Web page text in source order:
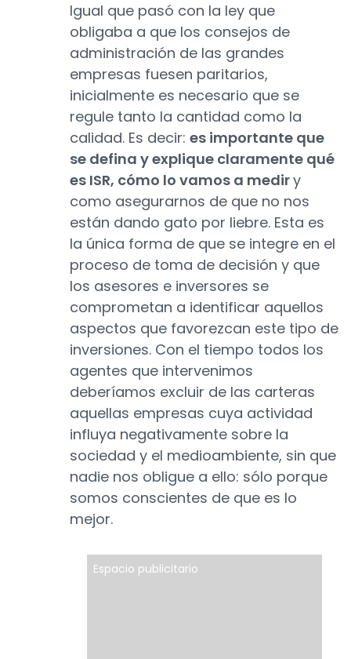
Igual que pasó con la ley que
obligaba a que los consejos de
administración de las grandes
empresas fuesen paritarios,
inicialmente es necesario que se
regule tanto la cantidad como la
calidad. Es decir: es importante que
se defina y explique claramente qué
es ISR, cómo lo vamos a mediry
como asegurarnos de que no nos
están dando gato por liebre. Esta es
la única forma de que se integre en el
proceso de toma de decisión y que
los asesores e inversores se
comprometan a identificar aquellos
aspectos que favorezcan este tipo de
inversiones. Con el tiempo todos los
agentes que intervenimos
deberíamos excluir de las carteras
aquellas empresas cuya actividad
influya negativamente sobre la
sociedad y el medioambiente, sin que
nadie nos obligue a ello: sólo porque
somos conscientes de que es lo
mejor.
Espacio publicitario